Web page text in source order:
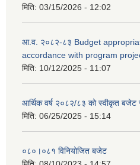
मिति: 03/15/2026 - 12:02
आ.व. २०८२-८३ Budget
accordance with program
मिति: 10/12/2025 - 11:07
आर्थिक वर्ष २०८२/८३ को स्वीकृत बजेट
मिति: 06/25/2025 - 15:14
०८०।०८१ विनियोजित बजेट